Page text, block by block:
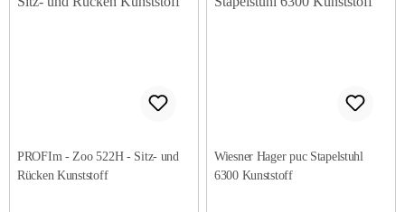
PROFIm - Zoo 522H - Sitz- und
Rücken Kunststoff
Wiesner Hager puc Stapelstuhl
6300 Kunststoff